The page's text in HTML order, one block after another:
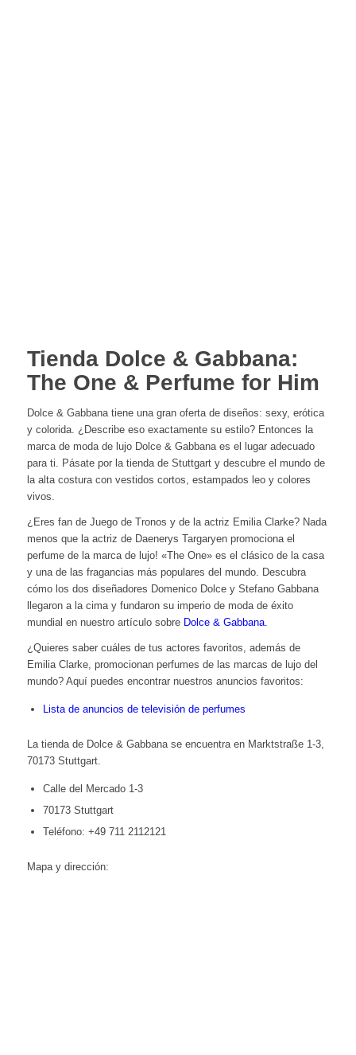
Tienda Dolce & Gabbana:
The One & Perfume for Him
Dolce & Gabbana tiene una gran oferta de diseños: sexy, erótica
y colorida. ¿Describe eso exactamente su estilo? Entonces la
marca de moda de lujo Dolce & Gabbana es el lugar adecuado
para ti. Pásate por la tienda de Stuttgart y descubre el mundo de
la alta costura con vestidos cortos, estampados leo y colores
vivos.
¿Eres fan de Juego de Tronos y de la actriz Emilia Clarke? Nada
menos que la actriz de Daenerys Targaryen promociona el
perfume de la marca de lujo! «The One» es el clásico de la casa
y una de las fragancias más populares del mundo. Descubra
cómo los dos diseñadores Domenico Dolce y Stefano Gabbana
llegaron a la cima y fundaron su imperio de moda de éxito
mundial en nuestro artículo sobre Dolce & Gabbana.
¿Quieres saber cuáles de tus actores favoritos, además de
Emilia Clarke, promocionan perfumes de las marcas de lujo del
mundo? Aquí puedes encontrar nuestros anuncios favoritos:
Lista de anuncios de televisión de perfumes
La tienda de Dolce & Gabbana se encuentra en Marktstraße 1-3,
70173 Stuttgart.
Calle del Mercado 1-3
70173 Stuttgart
Teléfono: +49 711 2112121
Mapa y dirección: